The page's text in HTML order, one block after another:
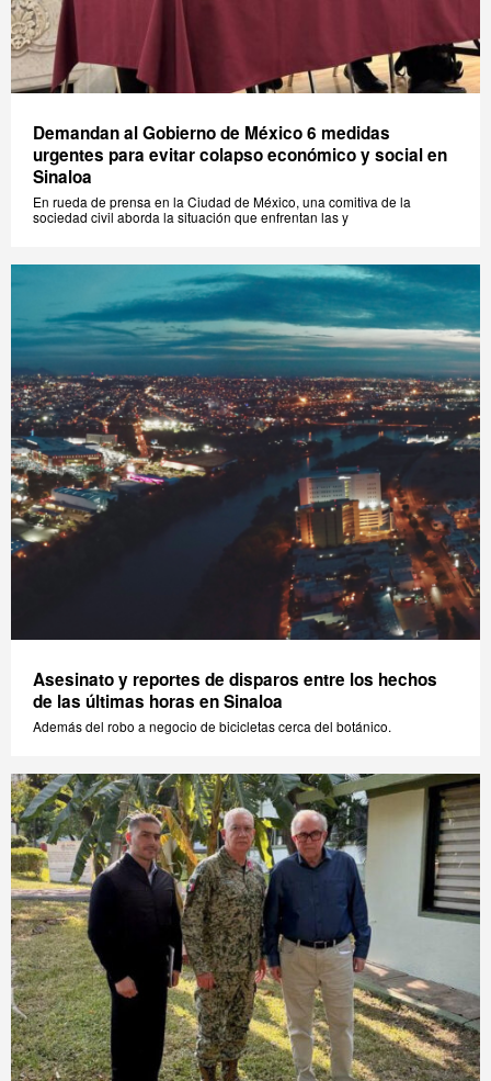
Demandan al Gobierno de México 6 medidas
urgentes para evitar colapso económico y social en
Sinaloa
En rueda de prensa en la Ciudad de México, una comitiva de la
sociedad civil aborda la situación que enfrentan las y
Asesinato y reportes de disparos entre los hechos
de las últimas horas en Sinaloa
Además del robo a negocio de bicicletas cerca del botánico.